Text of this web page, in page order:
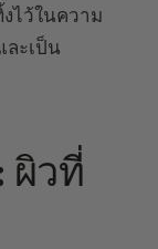
ไว้ในความ
ะเป็น
ผิวที่